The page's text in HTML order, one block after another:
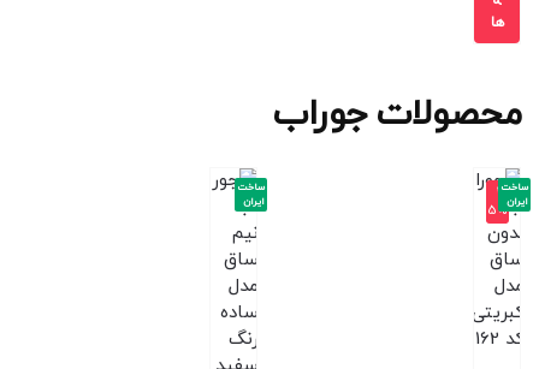
ها
محصولات جوراب
-2
5%
ساخت
ایران
ساخت
ایران